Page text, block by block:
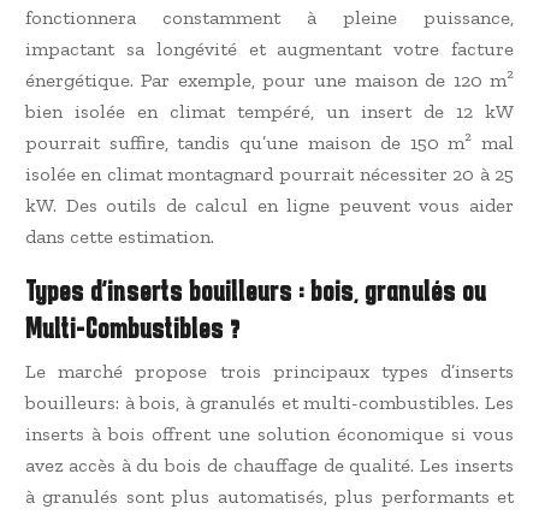
fonctionnera constamment à pleine puissance,
impactant sa longévité et augmentant votre facture
énergétique. Par exemple, pour une maison de 120 m²
bien isolée en climat tempéré, un insert de 12 kW
pourrait suffire, tandis qu’une maison de 150 m² mal
isolée en climat montagnard pourrait nécessiter 20 à 25
kW. Des outils de calcul en ligne peuvent vous aider
dans cette estimation.
Types d’inserts bouilleurs : bois, granulés ou
Multi-Combustibles ?
Le marché propose trois principaux types d’inserts
bouilleurs: à bois, à granulés et multi-combustibles. Les
inserts à bois offrent une solution économique si vous
avez accès à du bois de chauffage de qualité. Les inserts
à granulés sont plus automatisés, plus performants et